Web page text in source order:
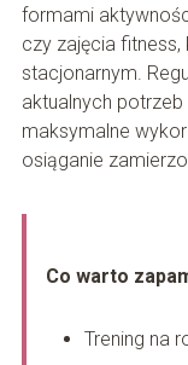
formami
czy zajęcia fitness,
stacjonarnym.
aktualnych
maksymalne
osiąganie
Co warto
Trening na